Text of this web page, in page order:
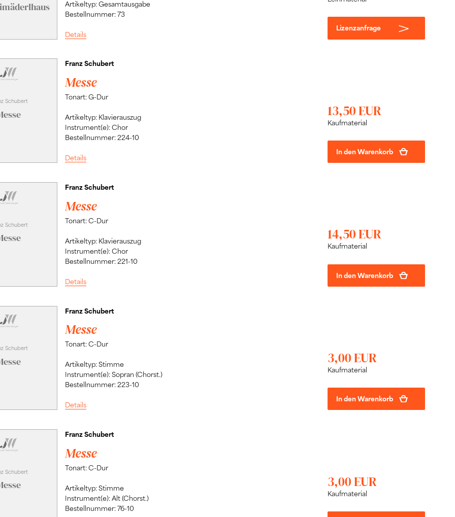
Artikeltyp: Gesamtausgabe
Bestellnummer: 73
Details
Lizenzanfrage
Schubert
Franz Schubert
Messe
Tonart: G-Dur
Artikeltyp: Klavierauszug
Instrument(e): Chor
Bestellnummer: 224-10
Details
13,50 EUR
Kaufmaterial
In den Warenkorb
Schubert
Franz Schubert
Messe
Tonart: C-Dur
Artikeltyp: Klavierauszug
Instrument(e): Chor
Bestellnummer: 221-10
Details
14,50 EUR
Kaufmaterial
In den Warenkorb
Schubert
Franz Schubert
Messe
Tonart: C-Dur
Artikeltyp: Stimme
Instrument(e): Sopran (Chorst.)
Bestellnummer: 223-10
Details
3,00 EUR
Kaufmaterial
In den Warenkorb
Schubert
Franz Schubert
Messe
Tonart: C-Dur
Artikeltyp: Stimme
Instrument(e): Alt (Chorst.)
Bestellnummer: 76-10
3,00 EUR
Kaufmaterial